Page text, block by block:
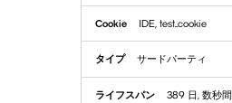
IDE, test_cookie
サードパーティ
389 日, 数秒間